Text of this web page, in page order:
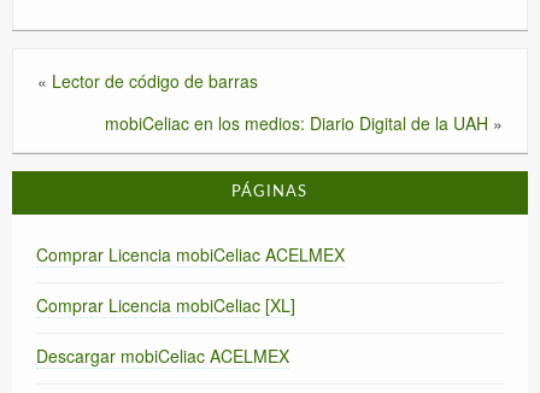
« Lector de código de barras
mobiCeliac en los medios: Diario Digital de la UAH »
PÁGINAS
Comprar Licencia mobiCeliac ACELMEX
Comprar Licencia mobiCeliac [XL]
Descargar mobiCeliac ACELMEX